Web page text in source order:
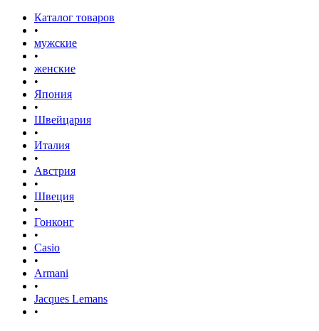
Каталог товаров
•
мужские
•
женские
•
Япония
•
Швейцария
•
Италия
•
Австрия
•
Швеция
•
Гонконг
•
Casio
•
Armani
•
Jacques Lemans
•